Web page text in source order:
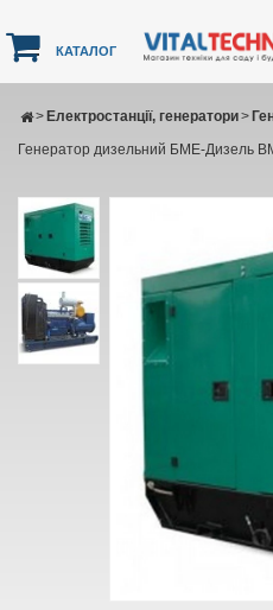
КАТАЛОГ
Електростанції, генератори
> >
Генератор дизельний БМЕ-Дизель